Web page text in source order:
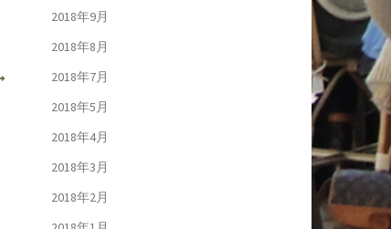
2018年9月
2018年8月
2018年7月
2018年5月
2018年4月
2018年3月
2018年2月